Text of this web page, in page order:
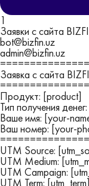
1
Заявки с сайта
bot@bizfin.uz
admin@bizfin.uz
Заявка с сайта
Продукт: [product]
Тип получения
Ваше имя: [your-
Ваш номер: [your-
UTM Source:
UTM Medium:
UTM Campaign:
UTM Term: [utm_term]